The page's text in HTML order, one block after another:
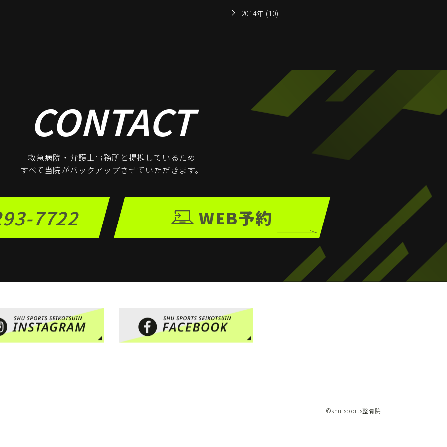
2014年 (10)
CONTACT
救急病院・弁護士事務所と提携しているため
すべて当院がバックアップさせていただきます。
7722 WEB予約
©︎shu sports整骨院